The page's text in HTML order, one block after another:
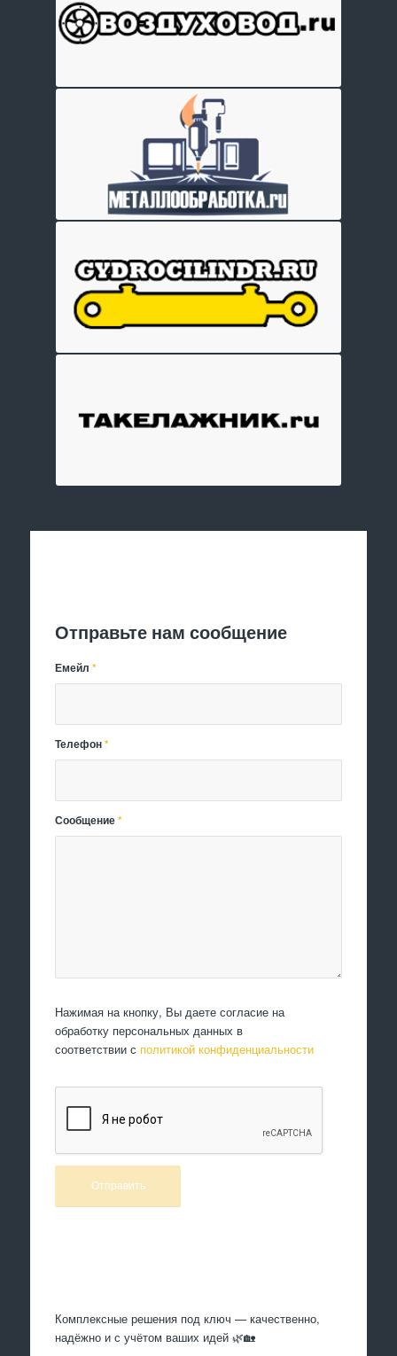
Отправьте нам сообщение
Емейл*
Телефон*
Сообщение*
Нажимая на кнопку, Вы даете согласие на
обработку персональных данных в
соответствии с политикой конфиденциальности
Комплексные решения под ключ — качественно,
надёжно и с учётом ваших идей 🌿🏡